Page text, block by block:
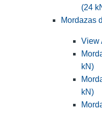
(24
Mordazas
View
kN)
kN)